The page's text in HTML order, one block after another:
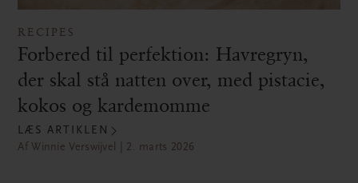
RECIPES
Forbered til perfektion: Havregryn,
der skal stå natten over, med pistacie,
kokos og kardemomme
LÆS ARTIKLEN
Af Winnie Verswijvel | 2. marts 2026